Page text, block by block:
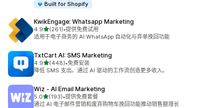
Built for Shopify
KwikEngage: Whatsapp Marketing
4.9星（满分 5 星）
(261)
总共 261 条评论
•提供免费试用
适用于电子商务的 AI WhatsApp 自动化与弃单挽回功能
TxtCart AI: SMS Marketing
4.9星（满分 5 星）
(448)
总共 448 条评论
•免费安装
降低 SMS 支出。通过 AI 驱动的工作流创造更多收入。
Wiz ‑ AI Email Marketing
5.0星（满分 5 星）
(193)
总共 193 条评论
•提供免费套餐
通过 AI 电子邮件营销和废弃购物车挽回功能推动销售额增长